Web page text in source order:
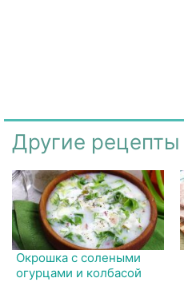
Другие рецепты
Окрошка с солеными
огурцами и колбасой